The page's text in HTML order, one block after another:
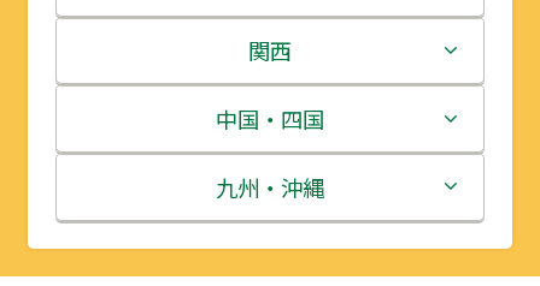
岩手県
宮城県
秋田県
山形県
栃木県
群馬県
埼玉県
千葉県
新潟県
富山県
石川県
福井県
関西
三重県
滋賀県
京都府
中国・四国
鳥取県
島根県
九州・沖縄
福岡県